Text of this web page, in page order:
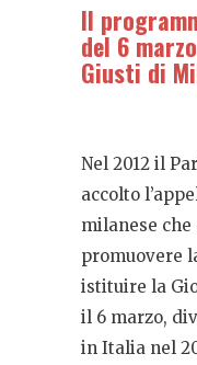
Il
del 6
Giusti di
Nel 2012 il
accolto
milanese
promuovere
istituire la
il 6 marzo,
in Italia nel